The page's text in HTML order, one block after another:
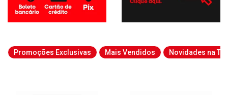
Promoções Exclusivas Mais Vendidos Novidades na